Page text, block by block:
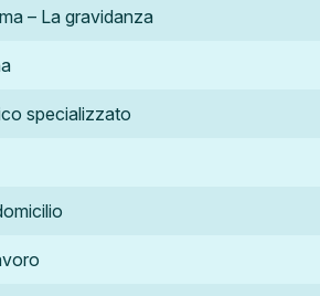
– La gravidanza
specializzato